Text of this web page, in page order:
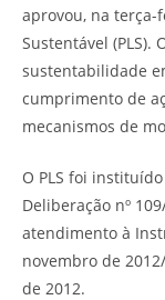
aprovou, na terça-
Sustentável (PLS).
sustentabilidade
cumprimento de
mecanismos de
O PLS foi
Deliberação nº
atendimento à
novembro de
de 2012.